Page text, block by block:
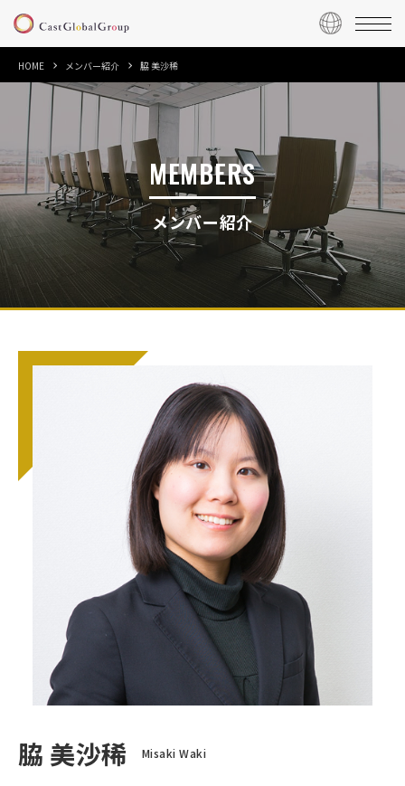
HOME メンバー紹介 脇 美沙稀
MEMBERS
メンバー紹介
脇 美沙稀 Misaki Waki